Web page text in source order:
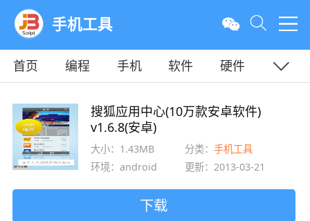
手机工具
首页 编程 手机 软件
硬件
搜狐应用中心(10万款安卓软件)
v1.6.8(安卓)
大小：1.43MB 分类：手机工具
环境：android
更新：2013-03-21
下载